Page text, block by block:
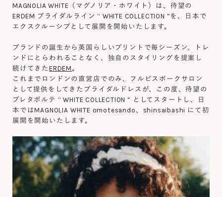
MAGNOLIA WHITE（マグノリア・ホワイト）は、待望の
ERDEM ブライダルライン “ WHITE COLLECTION ”を、日本で
エクスクルーシブとして展開を開始いたします。
ブランドの誕生から英国らしいプリントで毎シーズン、トレ
ンドにとらわれることなく、独自のスタイリングを提案し
続けてきたERDEM。
これまでロンドンの直営店でのみ、フルビスポークサロン
として提供をしてきたブライダルドレスが、この度、待望の
プレタポルテ “ WHITE COLLECTION ” としてスタートし、日
本ではMAGNOLIA WHITE omotesando、shinsaibashi にて初
展開を開始いたします。